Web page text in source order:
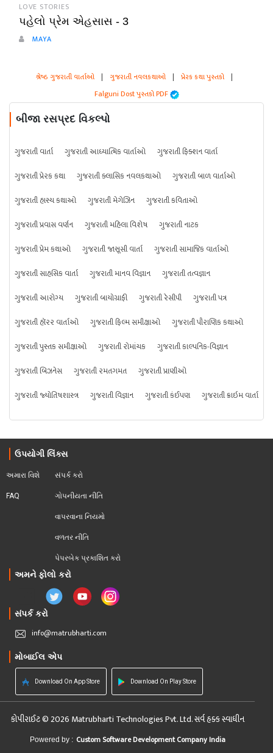
LOVE STORIES
પહેલો પ્રેમ એહસાસ - 3
MAYA
શ્રેષ્ઠ ગુજરાતી વાર્તાઓ | ગુજરાતી નવલકથાઓ | પ્રેરક કથા પુસ્તકો |
Falguni Dost પુસ્તકો PDF
બીજા રસપ્રદ વિકલ્પો
ગુજરાતી વાર્તા ગુજરાતી આધ્યાત્મિક વાર્તાઓ
ગુજરાતી ફિક્શન વાર્તા
ગુજરાતી પ્રેરક કથા
ગુજરાતી ક્લાસિક નવલકથાઓ
ગુજરાતી બાળ વાર્તાઓ
ગુજરાતી હાસ્ય કથાઓ
ગુજરાતી મેગેઝિન
ગુજરાતી કવિતાઓ
ગુજરાતી પ્રવાસ વર્ણન
ગુજરાતી મહિલા વિશેષ
ગુજરાતી નાટક
ગુજરાતી પ્રેમ કથાઓ
ગુજરાતી જાસૂસી વાર્તા
ગુજરાતી સામાજિક વાર્તાઓ
ગુજરાતી સાહસિક વાર્તા
ગુજરાતી માનવ વિજ્ઞાન
ગુજરાતી તત્વજ્ઞાન
ગુજરાતી આરોગ્ય
ગુજરાતી બાયોગ્રાફી ગુજરાતી રેસીપી
ગુજરાતી પત્ર
ગુજરાતી હૉરર વાર્તાઓ
ગુજરાતી ફિલ્મ સમીક્ષાઓ
ગુજરાતી પૌરાણિક કથાઓ
ગુજરાતી પુસ્તક સમીક્ષાઓ
ગુજરાતી રોમાંચક
ગુજરાતી કાલ્પનિક-વિજ્ઞાન
ગુજરાતી બિઝનેસ
ગુજરાતી રમતગમત
ગુજરાતી પ્રાણીઓ
ગુજરાતી જ્યોતિષશાસ્ત્ર
ગુજરાતી વિજ્ઞાન ગુજરાતી કંઈપણ ગુજરાતી ક્રાઇમ વાર્તા
ઉપયોગી લિંક્સ
અમારા વિશે
FAQ
સંપર્ક કરો
ગોપનીયતા નીતિ
વાપરવાના નિયમો
વળતર નીતિ
પેપરબેક પ્રકાશિત કરો
અમને ફોલો કરો
સંપર્ક કરો
info@matrubharti.com
મોબાઈલ એપ
Download On App Store Download On Play Store
કોપીરાઈટ © 2026 Matrubharti Technologies Pvt. Ltd. સર્વ હક્ક સ્વાધીન
Powered by : Custom Software Development Company India